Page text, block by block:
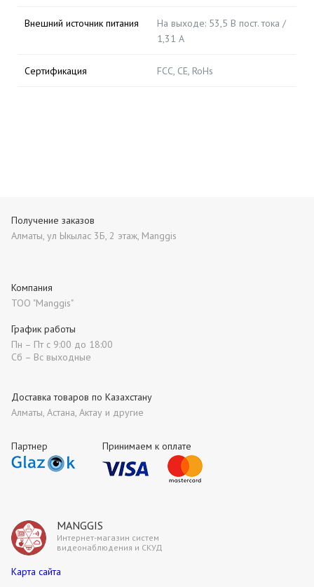
Внешний источник питания
На выходе: 53,5 В пост. тока /
1,31 А
Сертификация FCC, CE, RoHs
MANGGIS
Интернет-магазин систем
видеонаблюдения и СКУД
Партнер Принимаем к оплате
Получение заказов
Алматы, ул Ыкылас 3Б, 2 этаж, Manggis
Компания
ТОО "Manggis"
Доставка товаров по Казахстану
Алматы, Астана, Актау и другие
График работы
Пн – Пт с 9:00 до 18:00
Сб – Вс выходные
Карта сайта